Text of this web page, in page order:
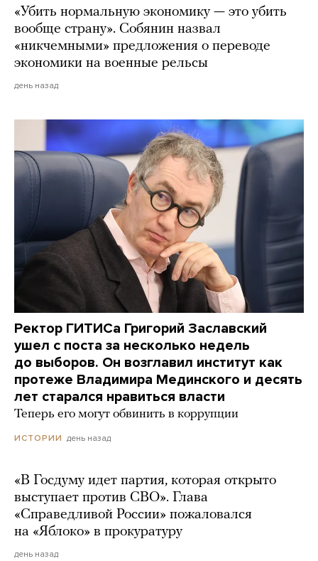
«Убить нормальную экономику — это убить
вообще страну». Собянин назвал
«никчемными» предложения о переводе
экономики на военные рельсы
день назад
Ректор ГИТИСа Григорий Заславский
ушел с поста за несколько недель
до выборов. Он возглавил институт как
протеже Владимира Мединского и десять
лет старался нравиться власти
Теперь его могут обвинить в коррупции
ИСТОРИИ день назад
«В Госдуму идет партия, которая открыто
выступает против СВО». Глава
«Справедливой России» пожаловался
на «Яблоко» в прокуратуру
день назад